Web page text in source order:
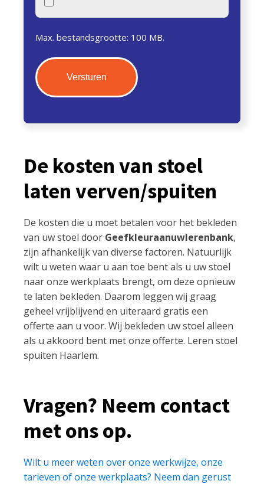
Max. bestandsgrootte: 100 MB.
De kosten van stoel
laten verven/spuiten
De kosten die u moet betalen voor het bekleden
van uw stoel door Geefkleuraanuwlerenbank,
zijn afhankelijk van diverse factoren. Natuurlijk
wilt u weten waar u aan toe bent als u uw stoel
naar onze werkplaats brengt, om deze opnieuw
te laten bekleden. Daarom leggen wij graag
geheel vrijblijvend en uiteraard gratis een
offerte aan u voor. Wij bekleden uw stoel alleen
als u akkoord bent met onze offerte. Leren stoel
spuiten Haarlem.
Vragen? Neem contact
met ons op.
Wilt u meer weten over onze werkwijze, onze
tarieven of onze werkplaats? Neem dan gerust